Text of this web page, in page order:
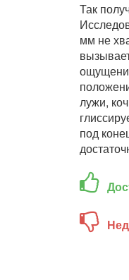
Так
мм не
лужи,
под